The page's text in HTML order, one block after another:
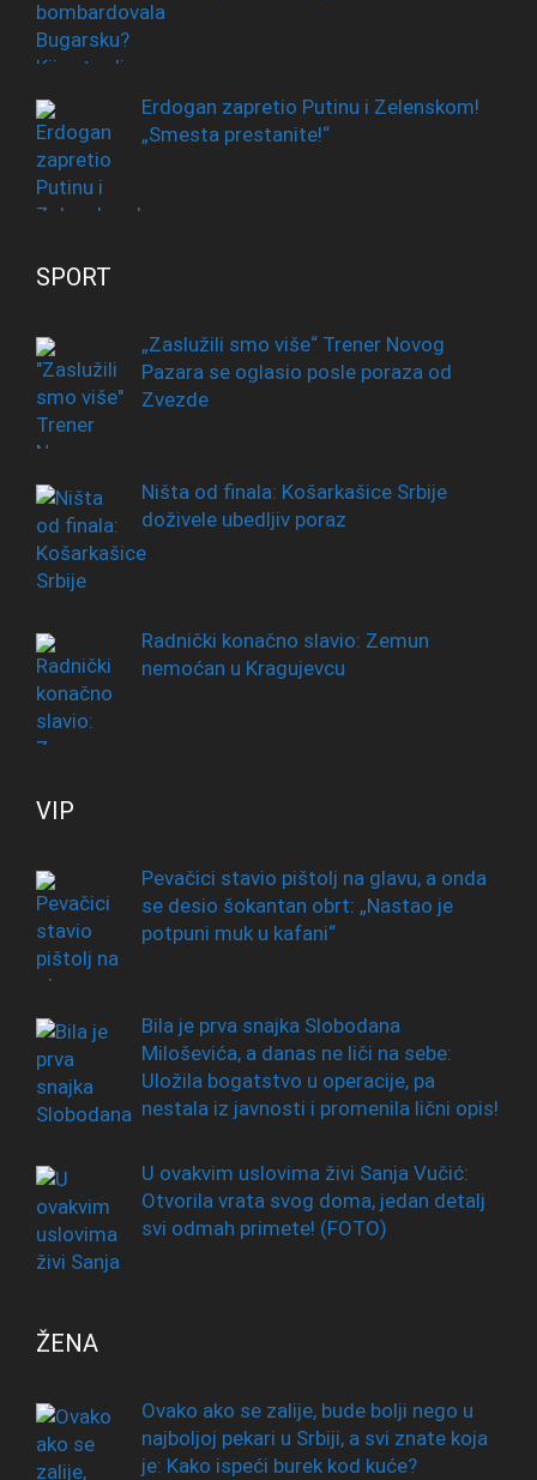
Erdogan zapretio Putinu i Zelenskom!
„Smesta prestanite!“
SPORT
„Zaslužili smo više“ Trener Novog
Pazara se oglasio posle poraza od
Zvezde
Ništa od finala: Košarkašice Srbije
doživele ubedljiv poraz
Radnički konačno slavio: Zemun
nemoćan u Kragujevcu
VIP
Pevačici stavio pištolj na glavu, a onda
se desio šokantan obrt: „Nastao je
potpuni muk u kafani“
Bila je prva snajka Slobodana
Miloševića, a danas ne liči na sebe:
Uložila bogatstvo u operacije, pa
nestala iz javnosti i promenila lični opis!
U ovakvim uslovima živi Sanja Vučić:
Otvorila vrata svog doma, jedan detalj
svi odmah primete! (FOTO)
ŽENA
Ovako ako se zalije, bude bolji nego u
najboljoj pekari u Srbiji, a svi znate koja
je: Kako ispeći burek kod kuće?